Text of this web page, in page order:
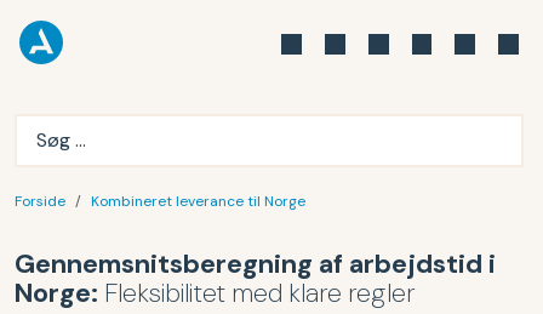
Forside Kombineret leverance til Norge
Gennemsnitsberegning af arbejdstid i
Norge: Fleksibilitet med klare regler